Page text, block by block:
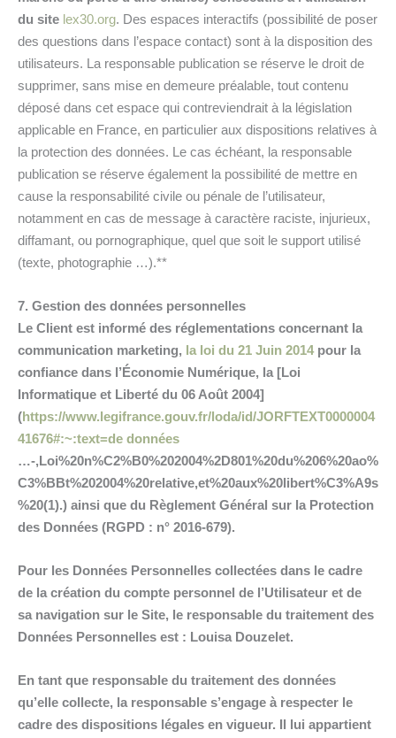
du site lex30.org. Des espaces interactifs (possibilité de poser
des questions dans l’espace contact) sont à la disposition des
utilisateurs. La responsable publication se réserve le droit de
supprimer, sans mise en demeure préalable, tout contenu
déposé dans cet espace qui contreviendrait à la législation
applicable en France, en particulier aux dispositions relatives à
la protection des données. Le cas échéant, la responsable
publication se réserve également la possibilité de mettre en
cause la responsabilité civile ou pénale de l’utilisateur,
notamment en cas de message à caractère raciste, injurieux,
diffamant, ou pornographique, quel que soit le support utilisé
(texte, photographie …).**
7. Gestion des données personnelles
Le Client est informé des réglementations concernant la
communication marketing, la loi du 21 Juin 2014pour la
confiance dans l’Économie Numérique, la [Loi
Informatique et Liberté du 06 Août 2004]
(https://www.legifrance.gouv.fr/loda/id/JORFTEXT0000004
41676#:~:text=de données
…-,Loi%20n%C2%B0%202004%2D801%20du%206%20ao%
C3%BBt%202004%20relative,et%20aux%20libert%C3%A9s
%20(1).) ainsi que du Règlement Général sur la Protection
des Données (RGPD : n° 2016-679).
Pour les Données Personnelles collectées dans le cadre
de la création du compte personnel de l’Utilisateur et de
sa navigation sur le Site, le responsable du traitement des
Données Personnelles est : Louisa Douzelet.
En tant que responsable du traitement des données
qu’elle collecte, la responsable s’engage à respecter le
cadre des dispositions légales en vigueur. Il lui appartient